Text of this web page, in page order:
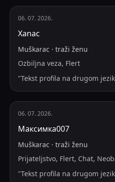
06. 07. 2026.
Xanac
Muškarac · traži ženu
Ozbiljna veza, Flert
"Tekst profila na drugom
06. 07. 2026.
Максимка007
Muškarac · traži ženu
Prijateljstvo, Flert, Chat,
"Tekst profila na drugom